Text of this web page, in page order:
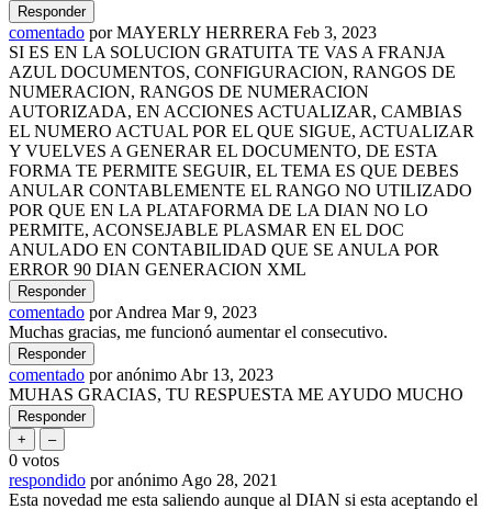
comentado porMAYERLY HERRERA Feb 3, 2023
SI ES EN LA SOLUCION GRATUITA TE VAS A FRANJA
AZUL DOCUMENTOS, CONFIGURACION, RANGOS DE
NUMERACION, RANGOS DE NUMERACION
AUTORIZADA, EN ACCIONES ACTUALIZAR, CAMBIAS
EL NUMERO ACTUAL POR EL QUE SIGUE, ACTUALIZAR
Y VUELVES A GENERAR EL DOCUMENTO, DE ESTA
FORMA TE PERMITE SEGUIR, EL TEMA ES QUE DEBES
ANULAR CONTABLEMENTE EL RANGO NO UTILIZADO
POR QUE EN LA PLATAFORMA DE LA DIAN NO LO
PERMITE, ACONSEJABLE PLASMAR EN EL DOC
ANULADO EN CONTABILIDAD QUE SE ANULA POR
ERROR 90 DIAN GENERACION XML
comentado porAndrea Mar 9, 2023
Muchas gracias, me funcionó aumentar el consecutivo.
comentado poranónimo Abr 13, 2023
MUHAS GRACIAS, TU RESPUESTA ME AYUDO MUCHO
0 votos
respondido poranónimo Ago 28, 2021
Esta novedad me esta saliendo aunque al DIAN si esta aceptando el